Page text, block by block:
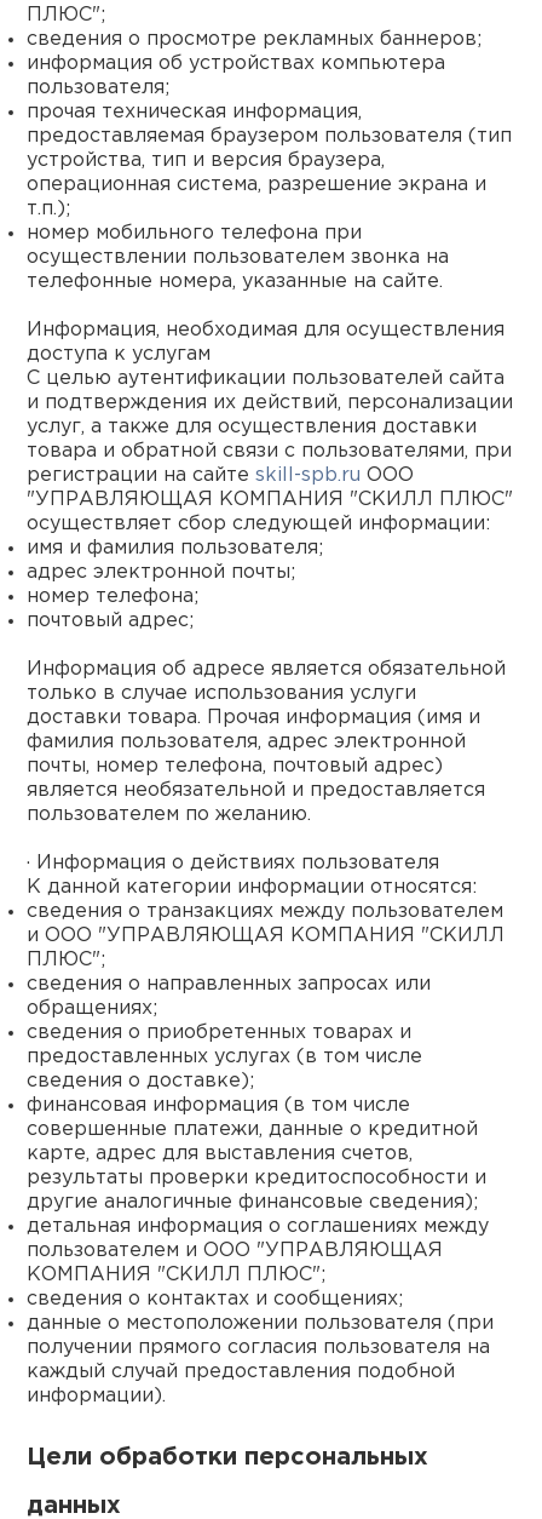
ПЛЮС";
сведения о просмотре рекламных баннеров;
информация об устройствах компьютера
пользователя;
прочая техническая информация,
предоставляемая браузером пользователя (тип
устройства, тип и версия браузера,
операционная система, разрешение экрана и
т.п.);
номер мобильного телефона при
осуществлении пользователем звонка на
телефонные номера, указанные на сайте.
Информация, необходимая для осуществления
доступа к услугам
С целью аутентификации пользователей сайта
и подтверждения их действий, персонализации
услуг, а также для осуществления доставки
товара и обратной связи с пользователями, при
регистрации на сайте skill-spb.ru ООО
"УПРАВЛЯЮЩАЯ КОМПАНИЯ "СКИЛЛ ПЛЮС"
осуществляет сбор следующей информации:
имя и фамилия пользователя;
адрес электронной почты;
номер телефона;
почтовый адрес;
Информация об адресе является обязательной
только в случае использования услуги
доставки товара. Прочая информация (имя и
фамилия пользователя, адрес электронной
почты, номер телефона, почтовый адрес)
является необязательной и предоставляется
пользователем по желанию.
· Информация о действиях пользователя
К данной категории информации относятся:
сведения о транзакциях между пользователем
и ООО "УПРАВЛЯЮЩАЯ КОМПАНИЯ "СКИЛЛ
ПЛЮС";
сведения о направленных запросах или
обращениях;
сведения о приобретенных товарах и
предоставленных услугах (в том числе
сведения о доставке);
финансовая информация (в том числе
совершенные платежи, данные о кредитной
карте, адрес для выставления счетов,
результаты проверки кредитоспособности и
другие аналогичные финансовые сведения);
детальная информация о соглашениях между
пользователем и ООО "УПРАВЛЯЮЩАЯ
КОМПАНИЯ "СКИЛЛ ПЛЮС";
сведения о контактах и сообщениях;
данные о местоположении пользователя (при
получении прямого согласия пользователя на
каждый случай предоставления подобной
информации).
Цели обработки персональных
данных